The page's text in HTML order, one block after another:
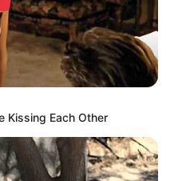
Kissing Each Other